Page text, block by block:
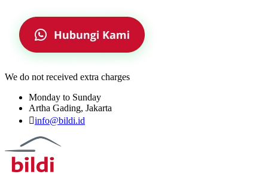
We do not received extra charges
Monday to Sunday
Artha Gading, Jakarta
info@bildi.id